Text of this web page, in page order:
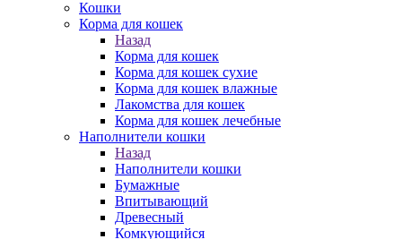
Кошки
Корма для кошек
Назад
Корма для кошек
Корма для кошек сухие
Корма для кошек влажные
Лакомства для кошек
Корма для кошек лечебные
Наполнители кошки
Назад
Наполнители кошки
Бумажные
Впитывающий
Древесный
Комкующийся